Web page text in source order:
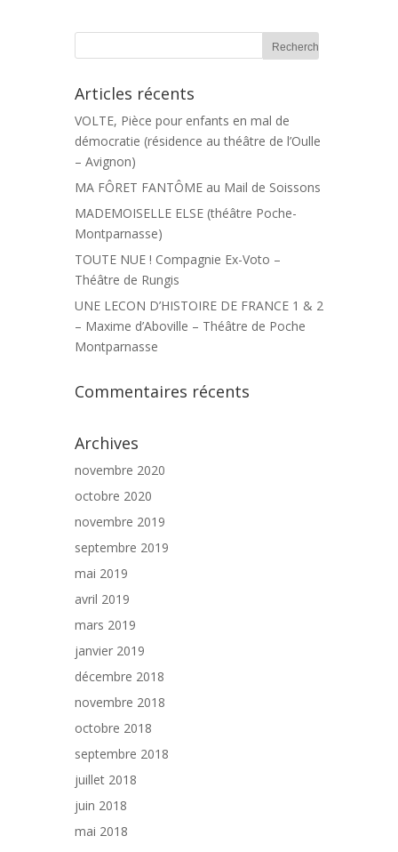
Articles récents
VOLTE, Pièce pour enfants en mal de
démocratie (résidence au théâtre de l’Oulle
– Avignon)
MA FÔRET FANTÔME au Mail de Soissons
MADEMOISELLE ELSE (théâtre Poche-
Montparnasse)
TOUTE NUE ! Compagnie Ex-Voto –
Théâtre de Rungis
UNE LECON D’HISTOIRE DE FRANCE 1 & 2
– Maxime d’Aboville – Théâtre de Poche
Montparnasse
Commentaires récents
Archives
novembre 2020
octobre 2020
novembre 2019
septembre 2019
mai 2019
avril 2019
mars 2019
janvier 2019
décembre 2018
novembre 2018
octobre 2018
septembre 2018
juillet 2018
juin 2018
mai 2018